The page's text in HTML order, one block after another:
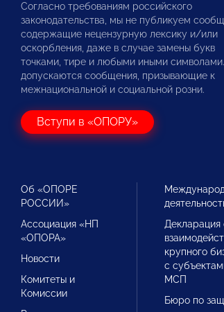
Согласно требованиям российского
законодательства, мы не публикуем
содержащие нецензурную лексику и/или
оскорбления, даже в случае замены букв
точками, тире и любыми иными
допускаются сообщения, призывающие к
межнациональной и социальной розни.
Вступи в «ОПОРУ»
Об «ОПОРЕ
РОССИИ»
Ассоциация «НП
«ОПОРА»
Новости
Комитеты и
Комиссии
Декларация
крупного
с
МСП
Бюро по